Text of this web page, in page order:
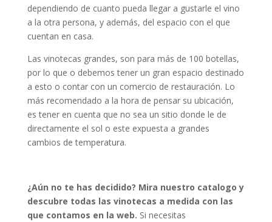
dependiendo de cuanto pueda llegar a gustarle el vino
a la otra persona, y además, del espacio con el que
cuentan en casa.
Las vinotecas grandes, son para más de 100 botellas,
por lo que o debemos tener un gran espacio destinado
a esto o contar con un comercio de restauración. Lo
más recomendado a la hora de pensar su ubicación,
es tener en cuenta que no sea un sitio donde le de
directamente el sol o este expuesta a grandes
cambios de temperatura.
¿Aún no te has decidido? Mira nuestro catalogo y
descubre todas las vinotecas a medida con las
que contamos en la web. Si necesitas